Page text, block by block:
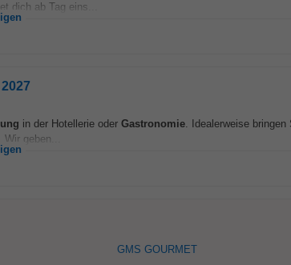
dich ab Tag eins...
in der Hotellerie oder Gastronomie. Idealerweise bringen
Wir geben...
GMS GOURMET